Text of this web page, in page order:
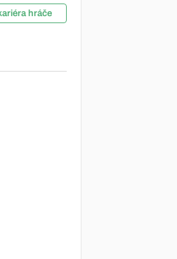
hráče